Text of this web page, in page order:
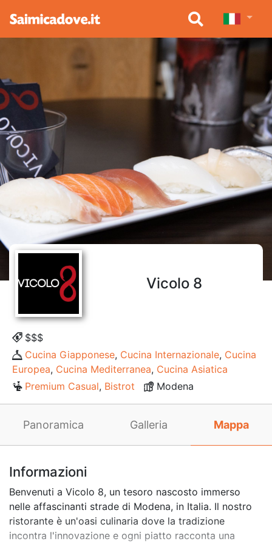
Vicolo 8
$$$
Cucina Giapponese, Cucina Internazionale, Cucina
Europea, Cucina Mediterranea, Cucina Asiatica
Premium Casual, Bistrot Modena
Panoramica Galleria Mappa
Informazioni
Benvenuti a Vicolo 8, un tesoro nascosto immerso
nelle affascinanti strade di Modena, in Italia. Il nostro
ristorante è un'oasi culinaria dove la tradizione
incontra l'innovazione e ogni piatto racconta una